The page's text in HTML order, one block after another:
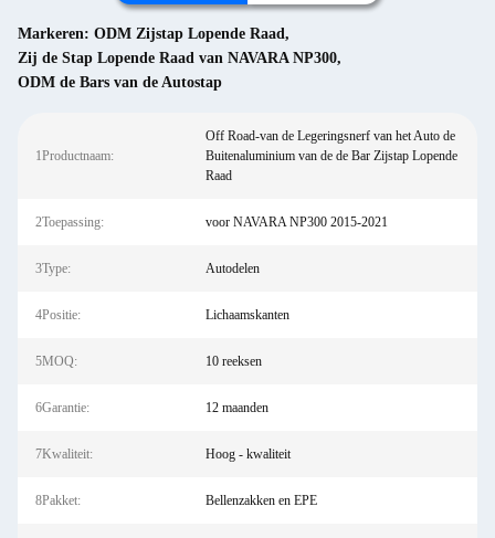
Markeren: ODM Zijstap Lopende Raad,
Zij de Stap Lopende Raad van NAVARA NP300,
ODM de Bars van de Autostap
1Productnaam:
Off Road-van de Legeringsnerf van het Auto de
Buitenaluminium van de de Bar Zijstap Lopende
Raad
2Toepassing: voor NAVARA NP300 2015-2021
3Type: Autodelen
4Positie: Lichaamskanten
5MOQ: 10 reeksen
6Garantie: 12 maanden
7Kwaliteit: Hoog - kwaliteit
8Pakket: Bellenzakken en EPE